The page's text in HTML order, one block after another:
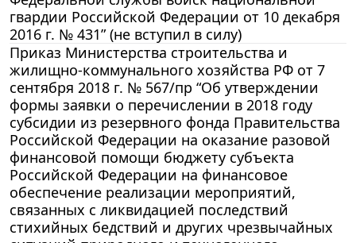
гвардии Российской Федерации от 10 декабря
2016 г. № 431” (не вступил в силу)
Приказ Министерства строительства и
жилищно-коммунального хозяйства РФ от 7
сентября 2018 г. № 567/пр “Об утверждении
формы заявки о перечислении в 2018 году
субсидии из резервного фонда Правительства
Российской Федерации на оказание разовой
финансовой помощи бюджету субъекта
Российской Федерации на финансовое
обеспечение реализации мероприятий,
связанных с ликвидацией последствий
стихийных бедствий и других чрезвычайных